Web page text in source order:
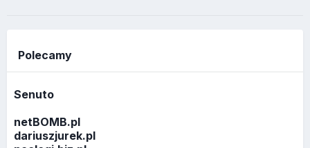
Polecamy
Senuto
netBOMB.pl
dariuszjurek.pl